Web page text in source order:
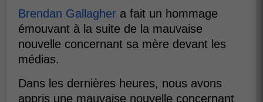
Brendan Gallagher a fait un hommage
émouvant à la suite de la mauvaise
nouvelle concernant sa mère devant les
médias.
Dans les dernières heures, nous avons
appris une mauvaise nouvelle concernant